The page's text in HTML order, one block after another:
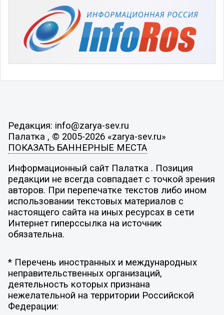
Редакция: info@zarya-sev.ru
Палатка , © 2005-2026 «zarya-sev.ru»
ПОКАЗАТЬ БАННЕРНЫЕ МЕСТА
Информационный сайт Палатка . Позиция
редакции не всегда совпадает с точкой зрения
авторов. При перепечатке текстов либо ином
использовании текстовых материалов с
настоящего сайта на иных ресурсах в сети
Интернет гиперссылка на источник
обязательна.
* Перечень иностранных и международных
неправительственных организаций,
деятельность которых признана
нежелательной на территории Российской
Федерации: